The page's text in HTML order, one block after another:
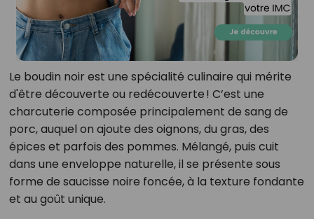
Le boudin noir est une spécialité culinaire qui mérite
d'être découverte ou redécouverte ! C’est une
charcuterie composée principalement de sang de
porc, auquel on ajoute des oignons, du gras, des
épices et parfois des pommes. Mélangé, puis cuit
dans une enveloppe naturelle, il se présente sous
forme de saucisse noire foncée, à la texture fondante
et au goût unique.